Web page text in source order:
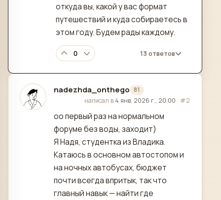
откуда вы, какой у вас формат
путешествий и куда собираетесь в
этом году. Будем рады каждому.
0 13 ответов
nadezhda_onthego 81
отредактировано
написал в 4 янв. 2026 г., 20:00 · #2
оо первый раз на нормальном
форуме без воды, заходит)
Я Надя, студентка из Владика.
Катаюсь в основном автостопом и
на ночных автобусах, бюджет
почти всегда впритык, так что
главный навык — найти где